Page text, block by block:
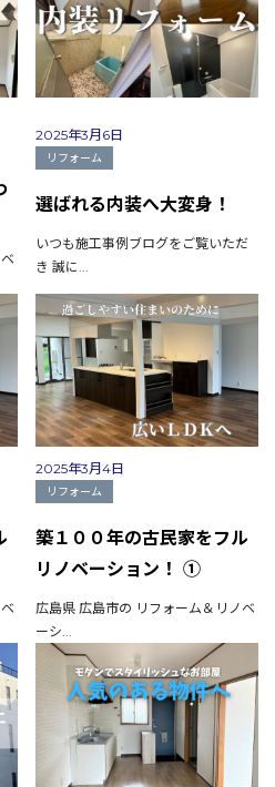
2025年3月6日
リフォーム
選ばれる内装へ大変身！
いつも施工事例ブログをご覧いただ
き 誠に...
2025年3月4日
リフォーム
築１００年の古民家をフル
リノベーション！ ①
広島県 広島市の リフォーム＆リノベ
ーシ...